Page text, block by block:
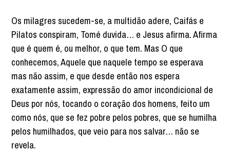
Os milagres sucedem-se, a multidão adere, Caifás e
Pilatos conspiram, Tomé duvida… e Jesus afirma. Afirma
que é quem é, ou melhor, o que tem. Mas O que
conhecemos, Aquele que naquele tempo se esperava
mas não assim, e que desde então nos espera
exatamente assim, expressão do amor incondicional de
Deus por nós, tocando o coração dos homens, feito um
como nós, que se fez pobre pelos pobres, que se humilha
pelos humilhados, que veio para nos salvar… não se
revela.